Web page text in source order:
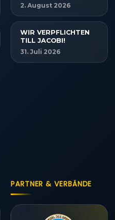
2. August 2026
WIR VERPFLICHTEN
TILL JACOBI!
31. Juli 2026
PARTNER & VERBÄNDE